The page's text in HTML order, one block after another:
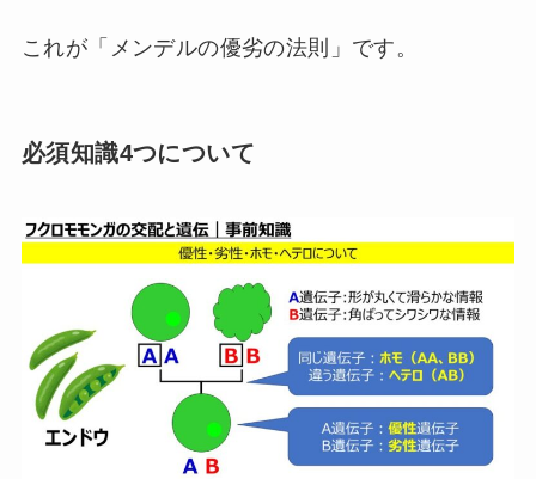
これが「メンデルの優劣の法則」です。
必須知識4つについて